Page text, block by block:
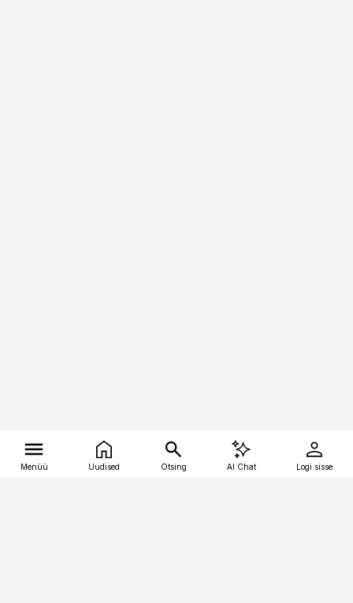
Menüü Uudised Otsing AI Chat Logi sisse